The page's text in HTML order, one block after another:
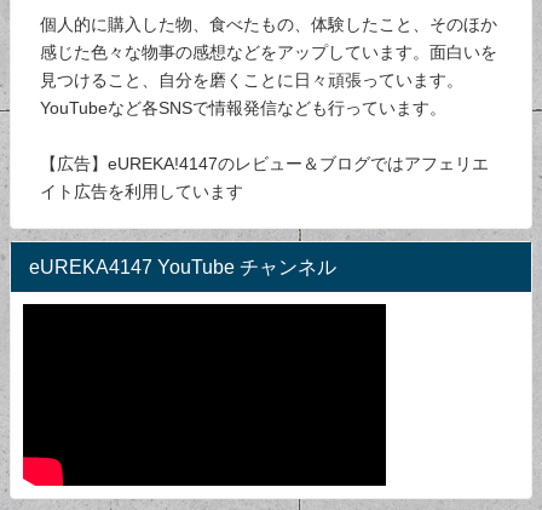
個人的に購入した物、食べたもの、体験したこと、そのほか
感じた色々な物事の感想などをアップしています。面白いを
見つけること、自分を磨くことに日々頑張っています。
YouTubeなど各SNSで情報発信なども行っています。
【広告】eUREKA!4147のレビュー＆ブログではアフェリエ
イト広告を利用しています
eUREKA4147 YouTube チャンネル